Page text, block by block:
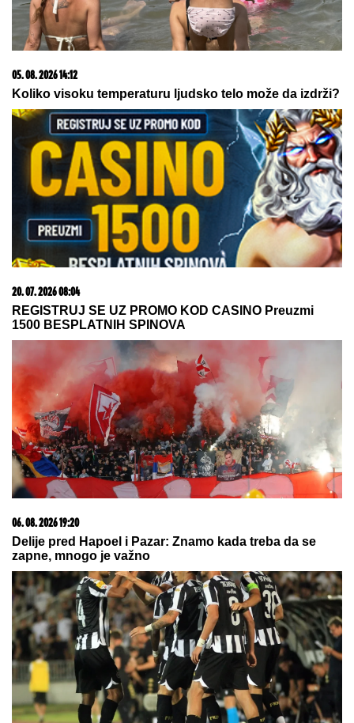
06. 08. 2026 07:08
Evo u kojim banjama važi vaučer od 10.000 dinara -
kompletan spisak destinacija u Srbiji
06. 08. 2026 20:04
Povlači se Janik Siner? Italijani plasirali šokantnu vest!
05. 08. 2026 14:12
Koliko visoku temperaturu ljudsko telo može da izdrži?